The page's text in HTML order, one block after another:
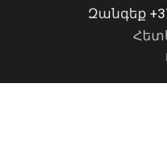
Զանգեք